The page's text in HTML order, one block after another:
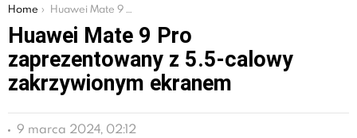
You are here:
Home Huawei Mate 9 Pro zaprezentowany z 5.5-calowy zakrzywionym ekranem
Huawei Mate 9 Pro
zaprezentowany z 5.5-calowy
zakrzywionym ekranem
9 marca 2024, 02:12